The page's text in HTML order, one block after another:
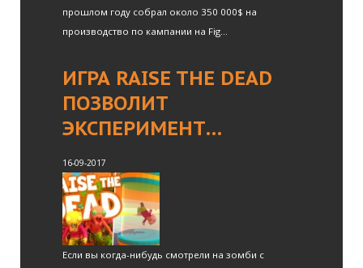
прошлом году собрал около 350 000$ на
производство по кампании на Fig...
ИГРА RAISE THE DEAD
ПОЗВОЛИТ
ЭКСПЕРИМЕНТ…
16-09-2017
Если вы когда-нибудь смотрели на зомби с